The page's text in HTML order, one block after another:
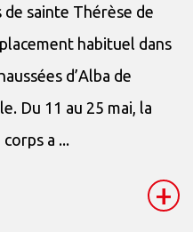
de sainte Thérèse de
habituel dans
d’Alba de
Du 11 au 25 mai, la
a ...
+